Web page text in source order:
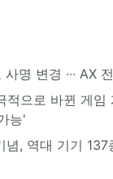
사명 변경 ∙∙∙ AX
적으로 바뀐 게임
능'
, 역대 기기 137